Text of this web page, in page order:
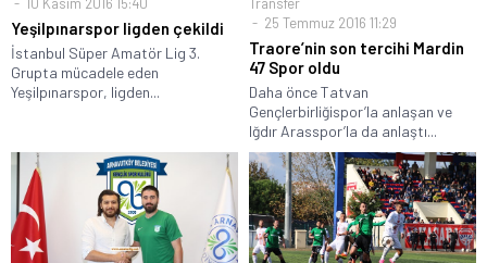
Yeşilpınarspor ligden çekildi
İstanbul Süper Amatör Lig 3.
Grupta mücadele eden
Yeşilpınarspor, ligden...
25 Temmuz 2016 11:29
Traore’nin son tercihi Mardin
47 Spor oldu
Daha önce Tatvan
Gençlerbirliğispor’la anlaşan ve
Iğdır Arasspor’la da anlaştı...